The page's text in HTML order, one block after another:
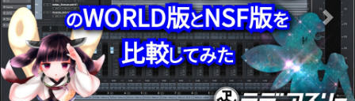
Previous Next